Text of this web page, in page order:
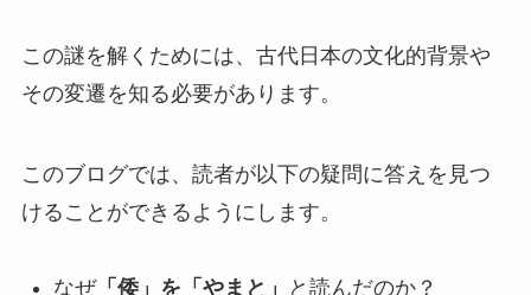
この謎を解くためには、古代日本の文化的背景や
その変遷を知る必要があります。
このブログでは、読者が以下の疑問に答えを見つ
けることができるようにします。
なぜ「倭」を「やまと」
と読んだのか？